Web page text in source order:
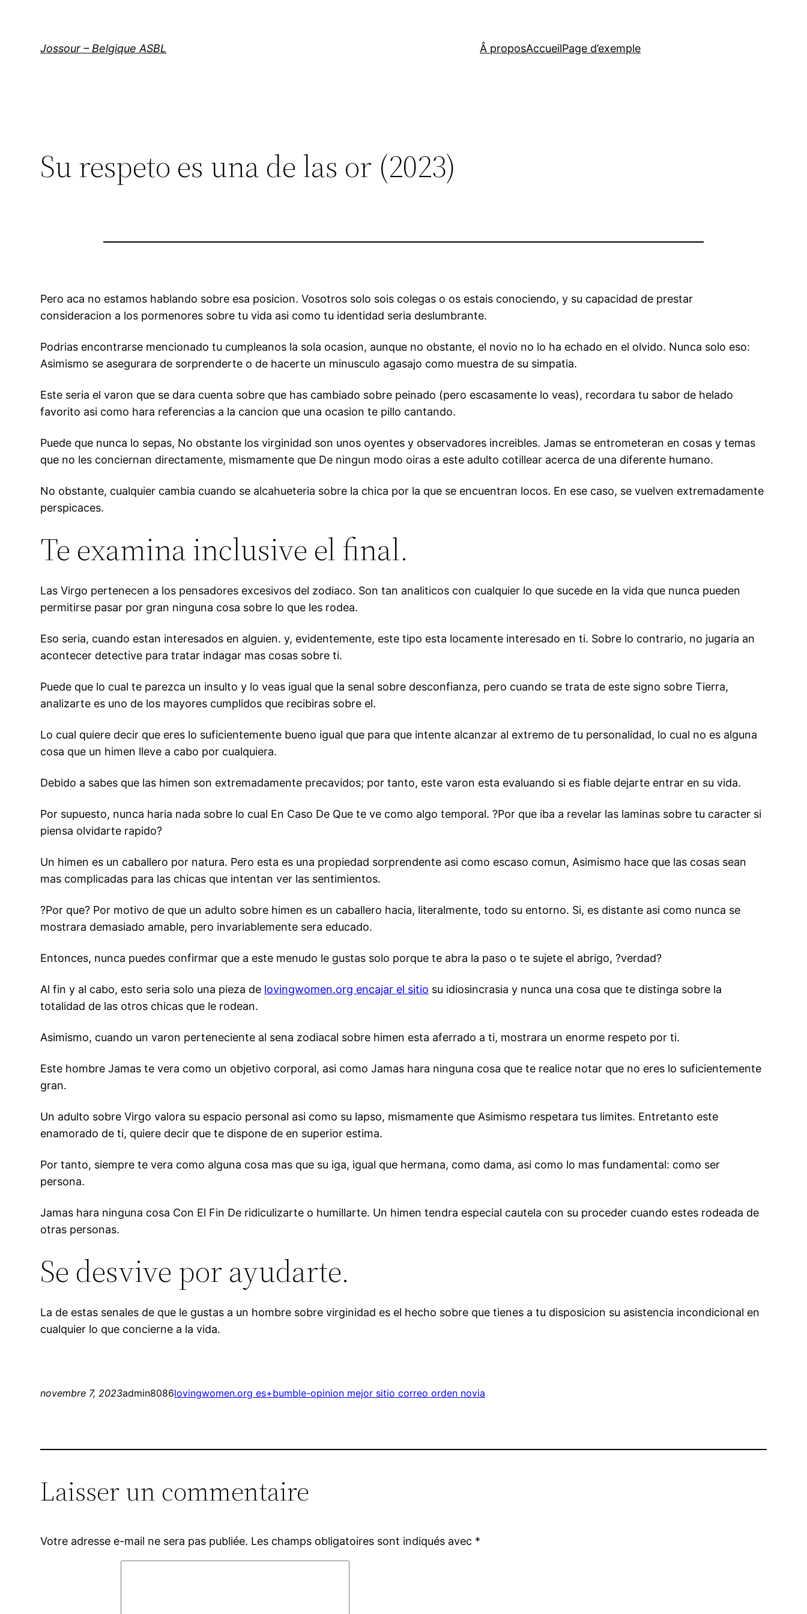
Jossour – Belgique ASBL Â proposAccueilPage d’exemple
Su respeto es una de las or (2023)
Pero aca no estamos hablando sobre esa posicion. Vosotros solo sois colegas o os estais conociendo, y su capacidad de prestar
consideracion a los pormenores sobre tu vida asi­ como tu identidad seri­a deslumbrante.
Podrias encontrarse mencionado tu cumpleanos la sola ocasion, aunque no obstante, el novio no lo ha echado en el olvido. Nunca solo eso:
Asimismo se asegurara de sorprenderte o de hacerte un minusculo agasajo como muestra de su simpatia.
Este seri­a el varon que se dara cuenta sobre que has cambiado sobre peinado (pero escasamente lo veas), recordara tu sabor de helado
favorito asi­ como hara referencias a la cancion que una ocasion te pillo cantando.
Puede que nunca lo sepas, No obstante los virginidad son unos oyentes y observadores increibles. Jamas se entrometeran en cosas y temas
que no les conciernan directamente, mismamente que De ningun modo oiras a este adulto cotillear acerca de una diferente humano.
No obstante, cualquier cambia cuando se alcahueteria sobre la chica por la que se encuentran locos. En ese caso, se vuelven extremadamente
perspicaces.
Te examina inclusive el final.
Las Virgo pertenecen a los pensadores excesivos del zodiaco. Son tan analiticos con cualquier lo que sucede en la vida que nunca pueden
permitirse pasar por gran ninguna cosa sobre lo que les rodea.
Eso seri­a, cuando estan interesados en alguien. y, evidentemente, este tipo esta locamente interesado en ti. Sobre lo contrario, no jugaria an
acontecer detective para tratar indagar mas cosas sobre ti.
Puede que lo cual te parezca un insulto y lo veas igual que la senal sobre desconfianza, pero cuando se trata de este signo sobre Tierra,
analizarte es uno de los mayores cumplidos que recibiras sobre el.
Lo cual quiere decir que eres lo suficientemente bueno igual que para que intente alcanzar al extremo de tu personalidad, lo cual no es alguna
cosa que un himen lleve a cabo por cualquiera.
Debido a sabes que las himen son extremadamente precavidos; por tanto, este varon esta evaluando si es fiable dejarte entrar en su vida.
Por supuesto, nunca haria nada sobre lo cual En Caso De Que te ve como algo temporal. ?Por que iba a revelar las laminas sobre tu caracter si
piensa olvidarte rapido?
Un himen es un caballero por natura. Pero esta es una propiedad sorprendente asi­ como escaso comun, Asimismo hace que las cosas sean
mas complicadas para las chicas que intentan ver las sentimientos.
?Por que? Por motivo de que un adulto sobre himen es un caballero hacia, literalmente, todo su entorno. Si, es distante asi­ como nunca se
mostrara demasiado amable, pero invariablemente sera educado.
Entonces, nunca puedes confirmar que a este menudo le gustas solo porque te abra la paso o te sujete el abrigo, ?verdad?
Al fin y al cabo, esto seri­a solo una pieza de lovingwomen.org encajar el sitio su idiosincrasia y nunca una cosa que te distinga sobre la
totalidad de las otros chicas que le rodean.
Asimismo, cuando un varon perteneciente al sena zodiacal sobre himen esta aferrado a ti, mostrara un enorme respeto por ti.
Este hombre Jamas te vera como un objetivo corporal, asi­ como Jamas hara ninguna cosa que te realice notar que no eres lo suficientemente
gran.
Un adulto sobre Virgo valora su espacio personal asi­ como su lapso, mismamente que Asimismo respetara tus limites. Entretanto este
enamorado de ti, quiere decir que te dispone de en superior estima.
Por tanto, siempre te vera como alguna cosa mas que su iga, igual que hermana, como dama, asi­ como lo mas fundamental: como ser
persona.
Jamas hara ninguna cosa Con El Fin De ridiculizarte o humillarte. Un himen tendra especial cautela con su proceder cuando estes rodeada de
otras personas.
Se desvive por ayudarte.
La de estas senales de que le gustas a un hombre sobre virginidad es el hecho sobre que tienes a tu disposicion su asistencia incondicional en
cualquier lo que concierne a la vida.
novembre 7, 2023admin8086lovingwomen.org es+bumble-opinion mejor sitio correo orden novia
Laisser un commentaire
Votre adresse e-mail ne sera pas publiée. Les champs obligatoires sont indiqués avec *